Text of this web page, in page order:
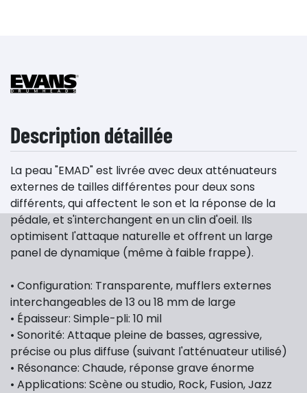
Description détaillée
La peau "EMAD" est livrée avec deux atténuateurs
externes de tailles différentes pour deux sons
différents, qui affectent le son et la réponse de la
pédale, et s'interchangent en un clin d'oeil. Ils
optimisent l'attaque naturelle et offrent un large
panel de dynamique (même à faible frappe).
• Configuration: Transparente, mufflers externes
interchangeables de 13 ou 18 mm de large
• Épaisseur: Simple-pli: 10 mil
• Sonorité: Attaque pleine de basses, agressive,
précise ou plus diffuse (suivant l'atténuateur utilisé)
• Résonance: Chaude, réponse grave énorme
• Applications: Scène ou studio, Rock, Fusion, Jazz